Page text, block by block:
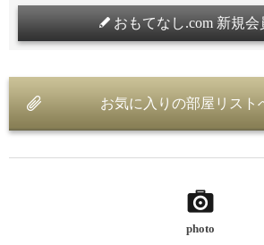
おもてなし.com 新規会
お気に入りの部屋リスト
photo